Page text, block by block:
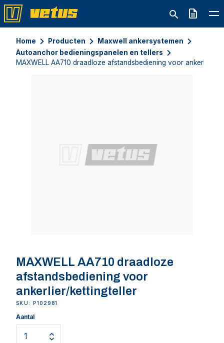
Offerte
Home Producten
Maxwell ankersystemen
Autoanchor bedieningspanelen en tellers
MAXWELL AA710 draadloze afstandsbediening voor ankerlier/
MAXWELL AA710 draadloze
afstandsbediening voor
ankerlier/kettingteller
SKU: P102981
Aantal